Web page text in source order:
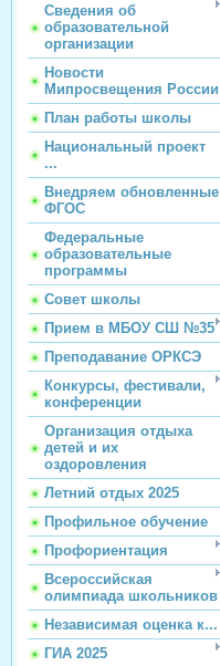
Сведения об
образовательной
организации
Новости
Мипросвещения России
План работы школы
Национальный проект
...
Внедряем обновленные
ФГОС
Федеральные
образовательные
программы
Совет школы
Прием в МБОУ СШ №35
Преподавание ОРКСЭ
Конкурсы, фестивали,
конференции
Организация отдыха
детей и их
оздоровления
Летний отдых 2025
Профильное обучение
Профориентация
Всероссийская
олимпиада школьников
Независимая оценка к...
ГИА 2025